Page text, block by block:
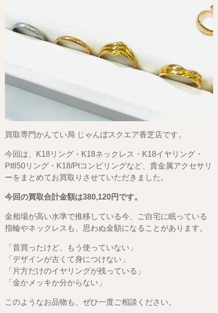
買取専門かんてい局 じゃんぼスクエア香芝店です。
今回は、K18リング・K18ネックレス・K18イヤリング・
Pt850リング・K18/Ptコンビリングなど、貴金属アクセサリ
ーをまとめてお買取りさせていただきました。
今回の買取合計金額は380,120円です。
金相場が高い水準で推移している今、ご自宅に眠っている
指輪やネックレスも、思わぬ金額になることがあります。
「昔買ったけど、もう使っていない」
「デザインが古くて身につけない」
「片方だけのイヤリングが残っている」
「金かメッキか分からない」
このようなお品物も、ぜひ一度ご相談ください。